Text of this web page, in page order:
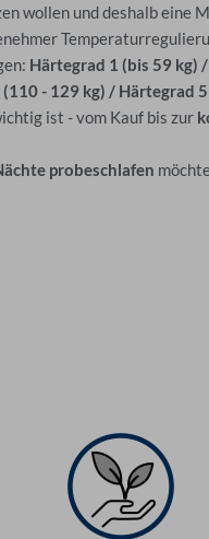
wollen und deshalb eine
Härtegrad 1 (bis 59 kg)
- 129 kg) / Härtegrad
ist - vom Kauf bis zur
probeschlafen